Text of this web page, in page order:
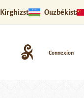
Kirghizstan Ouzbékistan
Connexion